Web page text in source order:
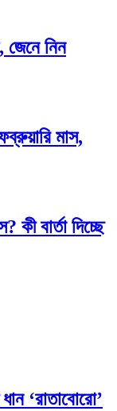
নিন
মাস,
বার্তা দিচ্ছে
‘রাতাবোরো’